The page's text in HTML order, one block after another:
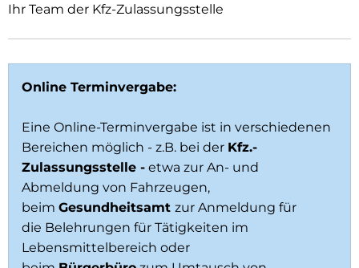
Ihr Team der Kfz-Zulassungsstelle
Online Terminvergabe:
Eine Online-Terminvergabe ist in verschiedenen
Bereichen möglich - z.B. bei der Kfz.-
Zulassungsstelle - etwa zur An- und
Abmeldung von Fahrzeugen,
beim Gesundheitsamt zur Anmeldung für
die Belehrungen für Tätigkeiten im
Lebensmittelbereich oder